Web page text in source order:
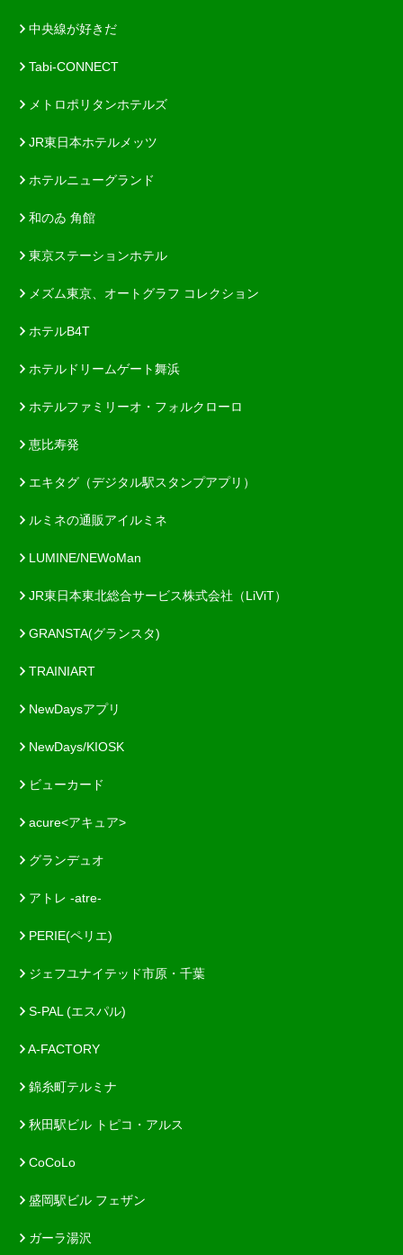
中央線が好きだ
Tabi-CONNECT
メトロポリタンホテルズ
JR東日本ホテルメッツ
ホテルニューグランド
和のゐ 角館
東京ステーションホテル
メズム東京、オートグラフ コレクション
ホテルB4T
ホテルドリームゲート舞浜
ホテルファミリーオ・フォルクローロ
恵比寿発
エキタグ（デジタル駅スタンプアプリ）
ルミネの通販アイルミネ
LUMINE/NEWoMan
JR東日本東北総合サービス株式会社（LiViT）
GRANSTA(グランスタ)
TRAINIART
NewDaysアプリ
NewDays/KIOSK
ビューカード
acure<アキュア>
グランデュオ
アトレ -atre-
PERIE(ペリエ)
ジェフユナイテッド市原・千葉
S-PAL (エスパル)
A-FACTORY
錦糸町テルミナ
秋田駅ビル トピコ・アルス
CoCoLo
盛岡駅ビル フェザン
ガーラ湯沢